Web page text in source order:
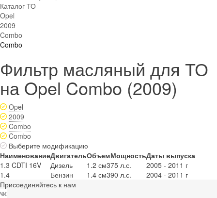
Каталог ТО
Opel
2009
Combo
Combo
Фильтр масляный для ТО
на Opel Combo (2009)
Opel
2009
Combo
Combo
Выберите модификацию
НаименованиеДвигательОбъемМощностьДаты выпуска
1.3 CDTI 16V
Дизель 1.2 см375 л.с.
2005 - 2011 г
1.4
Бензин 1.4 см390 л.с.
2004 - 2011 г
Присоединяйтесь к нам